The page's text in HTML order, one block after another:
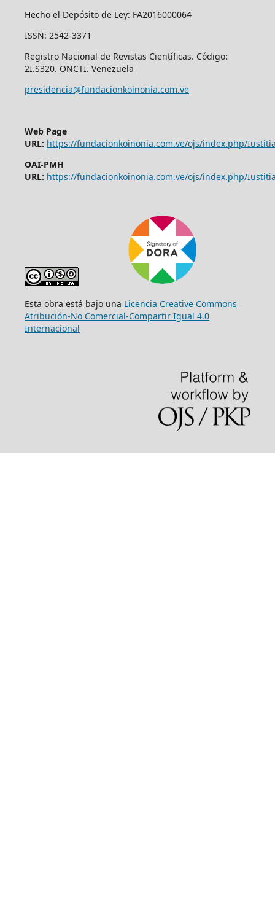
Hecho el Depósito de Ley: FA2016000064
ISSN: 2542-3371
Registro Nacional de Revistas Científicas. Código:
2I.S320. ONCTI. Venezuela
presidencia@fundacionkoinonia.com.ve
Web Page
URL: https://fundacionkoinonia.com.ve/ojs/index.php/
OAI-PMH
URL: https://fundacionkoinonia.com.ve/ojs/index.php/
Esta obra está bajo una Licencia Creative Commons
Atribución-No Comercial-Compartir Igual 4.0
Internacional